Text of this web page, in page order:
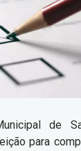
de
para